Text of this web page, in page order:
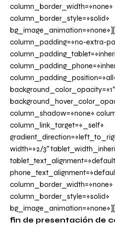
column_border_width=»none»
column_border_style=»solid»
column_padding=»no-extra-
background_color_opacity=»1″
column_shadow=»none»
column_link_target=»_self»
width=»2/3″
column_border_width=»none»
column_border_style=»solid»
fin de presentación de